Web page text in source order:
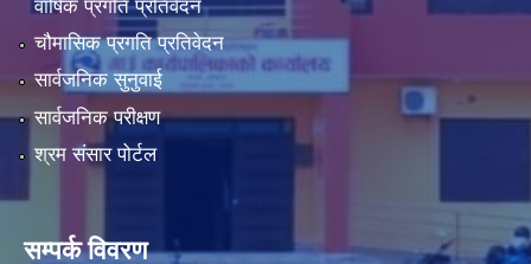
वार्षिक प्रगति प्रतिवेदन
चौमासिक प्रगति प्रतिवेदन
सार्वजनिक सुनुवाई
सार्वजनिक परीक्षण
श्रम संसार पोर्टल
सम्पर्क विवरण